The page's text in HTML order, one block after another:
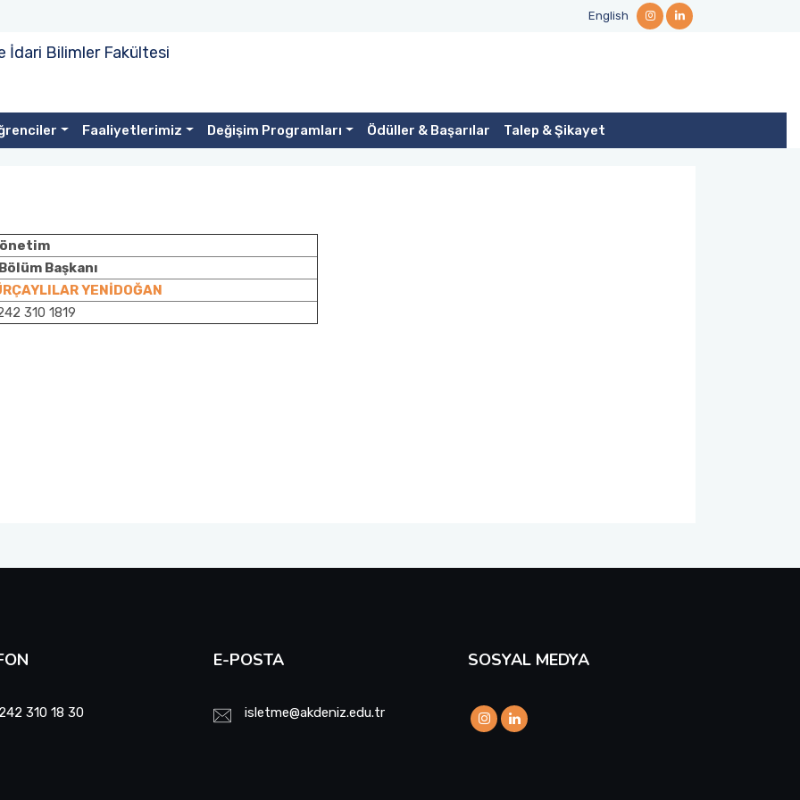
English
İdari Bilimler Fakültesi
Faaliyetlerimiz Değişim Programları Ödüller & Başarılar Talep & Şikayet
Başkanı
YENİDOĞAN
310 1819
310 18 30
E-POSTA
isletme@akdeniz.edu.tr
SOSYAL MEDYA